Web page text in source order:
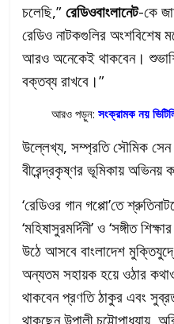
চলেছি,”রেডিওবাংলানেট-কে
রেডিও নাটকগুলির অংশবিশেষ
আরও অনেকেই থাকবেন।
বক্তব্য রাখবে।”
আরও পড়ুন:সংক্রামক নয়
উল্লেখ্য, সম্প্রতি সৌমিক সেন
বীরেন্দ্রকৃষ্ণর ভূমিকায় অভিনয়
‘রেডিওর গান গপ্পো’তে
‘মহিষাসুরমর্দিনী’ ও ‘সঙ্গীত
উঠে আসবে বাংলাদেশ
অন্যতম সহায়ক হয়ে ওঠার
থাকবেন প্রণতি ঠাকুর এবং
থাকছেন উপালী চট্টোপাধ্যায়,